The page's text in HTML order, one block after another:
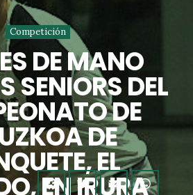
Competición
DE MANO
SENIORS DEL
DE
DE
EL
EN IRURA